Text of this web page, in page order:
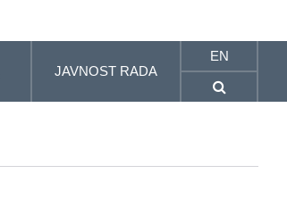
JAVNOST RADA
EN